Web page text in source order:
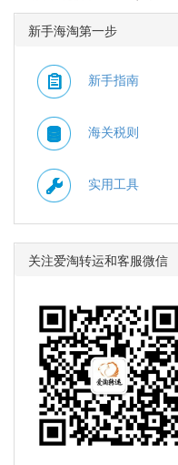
67.61元）。 无需使用优
惠码。
新手海淘第一步
新手指南
海关税则
实用工具
关注爱淘转运和客服微信